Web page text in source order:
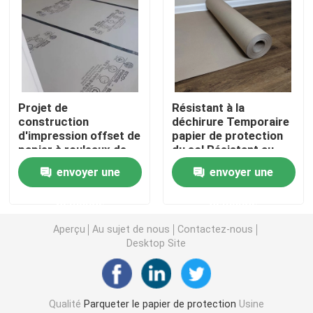
Revêtement de sol protecteur provisoire
Papier noir de carton
Ruban adhésif respirable
Papier de petit pain de emballage
Papier coloré Rolls
Papier réutilisé de carton
Projet de
construction
d'impression offset de
papier à rouleaux de
protection temporaire
de sol envoyer une
Résistant à la
déchirure Temporaire
papier de protection
du sol Résistant au
glissement 0,9 mm
envoyer une
Aperçu Au sujet de nous
Contactez-nous
Desktop Site
Qualité Parqueter le papier de protection Usine